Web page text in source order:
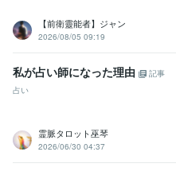
【前衛靈能者】ジャン
2026/08/05 09:19
私が占い師になった理由
記事
占い
霊脈タロット巫琴
2026/06/30 04:37